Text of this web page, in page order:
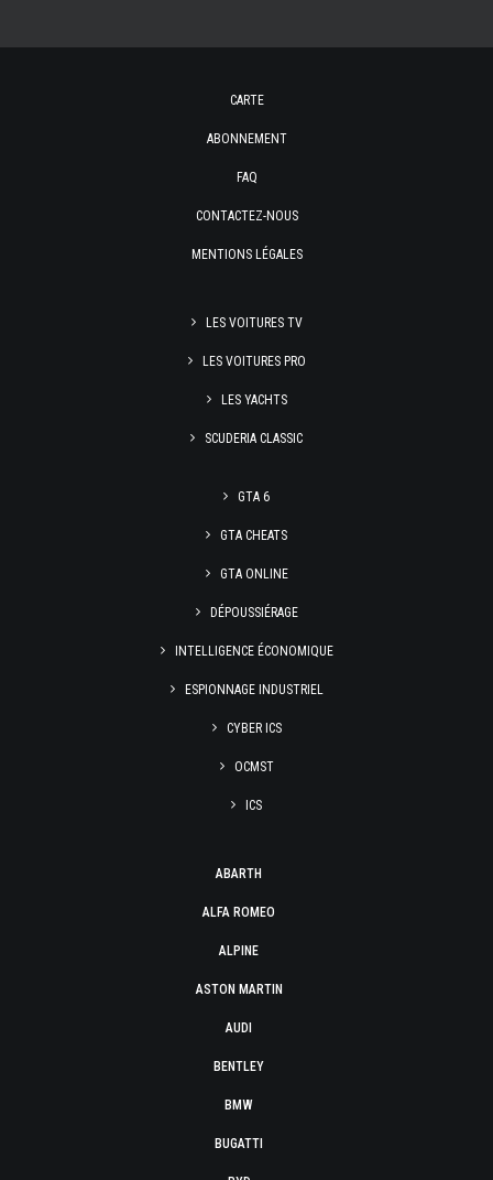
CARTE
ABONNEMENT
FAQ
CONTACTEZ-NOUS
MENTIONS LÉGALES
LES VOITURES TV
LES VOITURES PRO
LES YACHTS
SCUDERIA CLASSIC
GTA 6
GTA CHEATS
GTA ONLINE
DÉPOUSSIÉRAGE
INTELLIGENCE ÉCONOMIQUE
ESPIONNAGE INDUSTRIEL
CYBER ICS
OCMST
ICS
ABARTH
ALFA ROMEO
ALPINE
ASTON MARTIN
AUDI
BENTLEY
BMW
BUGATTI